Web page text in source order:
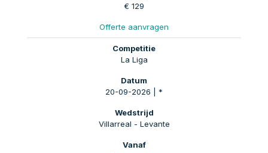
€ 129
Offerte aanvragen
La Liga
20-09-2026 | *
Villarreal - Levante